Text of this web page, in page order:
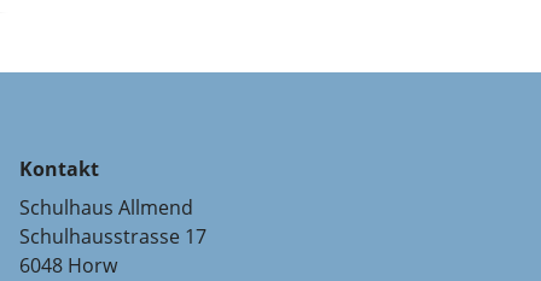
Kontakt
Schulhaus Allmend
Schulhausstrasse 17
6048 Horw